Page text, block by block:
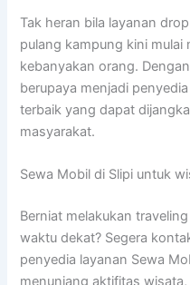
Tak heran bila layanan
pulang kampung kini mulai
kebanyakan orang.
berupaya menjadi
terbaik yang dapat
masyarakat.
Sewa Mobil di Slipi untuk
Berniat melakukan
waktu dekat? Segera
penyedia layanan Sewa
menunjang aktifitas